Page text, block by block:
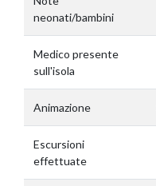
neonati/bambini
Medico presente
sull'isola
Animazione
Escursioni
effettuate